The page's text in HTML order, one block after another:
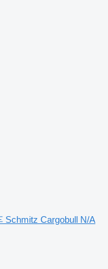
Schmitz Cargobull N/A